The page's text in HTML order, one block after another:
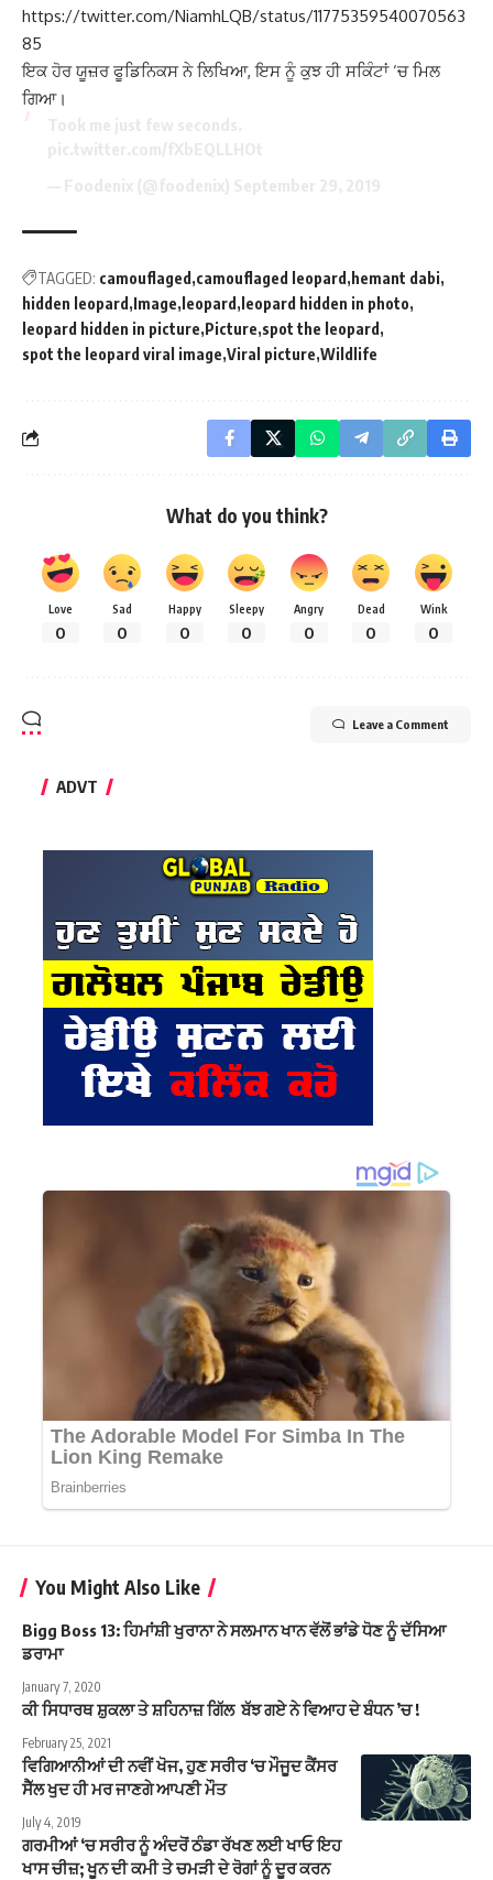
https://twitter.com/NiamhLQB/status/11775359540070563
85
ਇਕ ਹੋਰ ਯੂਜ਼ਰ ਫੂਡਿਨਿਕਸ ਨੇ ਲਿਖਿਆ, ਇਸ ਨੂੰ ਕੁਝ ਹੀ ਸਕਿੰਟਾਂ ‘ਚ ਮਿਲ
ਗਿਆ।
TAGGED: camouflaged camouflaged leopard hemant dabi
hidden leopard Image leopard
leopard hidden in photo
leopard hidden in picture Picture spot the leopard
spot the leopard viral image Viral picture Wildlife
What do you think?
Love
0
Sad
0
Happy
0
Sleepy
0
Angry
0
Dead
0
Wink
0
Leave a Comment
ADVT
You Might Also Like
Bigg Boss 13: ਹਿਮਾਂਸ਼ੀ ਖੁਰਾਨਾ ਨੇ ਸਲਮਾਨ ਖਾਨ ਵੱਲੋਂ ਭਾਂਡੇ ਧੋਣ ਨੂੰ ਦੱਸਿਆ
ਡਰਾਮਾ
January 7, 2020
ਕੀ ਸਿਧਾਰਥ ਸ਼ੁਕਲਾ ਤੇ ਸ਼ਹਿਨਾਜ਼ ਗਿੱਲ ਬੱਝ ਗਏ ਨੇ ਵਿਆਹ ਦੇ ਬੰਧਨ ’ਚ !
February 25, 2021
ਵਿਗਿਆਨੀਆਂ ਦੀ ਨਵੀਂ ਖੋਜ, ਹੁਣ ਸਰੀਰ ‘ਚ ਮੌਜੂਦ ਕੈਂਸਰ
ਸੈੱਲ ਖੁਦ ਹੀ ਮਰ ਜਾਣਗੇ ਆਪਣੀ ਮੌਤ
July 4, 2019
ਗਰਮੀਆਂ ‘ਚ ਸਰੀਰ ਨੂੰ ਅੰਦਰੋਂ ਠੰਡਾ ਰੱਖਣ ਲਈ ਖਾਓ ਇਹ
ਖਾਸ ਚੀਜ਼; ਖੂਨ ਦੀ ਕਮੀ ਤੇ ਚਮੜੀ ਦੇ ਰੋਗਾਂ ਨੂੰ ਦੂਰ ਕਰਨ